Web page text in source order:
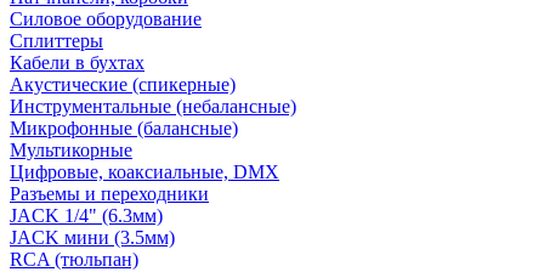
Силовое оборудование
Сплиттеры
Кабели в бухтах
Акустические (спикерные)
Инструментальные (небалансные)
Микрофонные (балансные)
Мультикорные
Цифровые, коаксиальные, DMX
Разъемы и переходники
JACK 1/4" (6.3мм)
JACK мини (3.5мм)
RCA (тюльпан)